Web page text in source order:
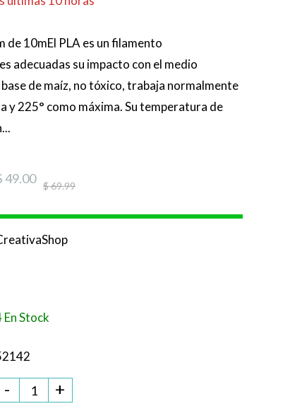
10mEl PLA es un filamento
adecuadas su impacto con el medio
de maíz, no tóxico, trabaja normalmente
y 225° como máxima. Su temperatura de
49.00 $ 69.99
En Stock
- +